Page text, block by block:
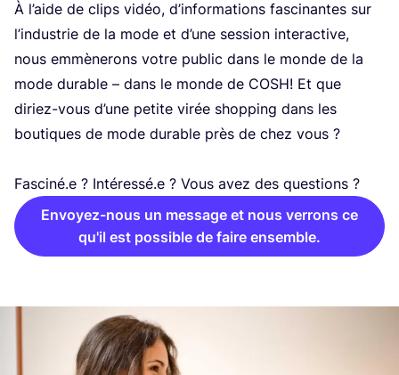
À l’aide de clips vidéo, d’in­for­ma­tions fas­ci­nantes sur
l’in­dus­trie de la mode et d’une ses­sion inter­ac­tive,
nous emmè­ne­rons votre public dans le monde de la
mode durable – dans le monde de COSH! Et que
diriez-vous d’une petite virée shop­ping dans les
bou­tiques de mode durable près de chez vous ?
Fasciné.e ? Intéressé.e ? Vous avez des questions ?
Envoyez-nous un message et nous verrons ce
qu'il est possible de faire ensemble.